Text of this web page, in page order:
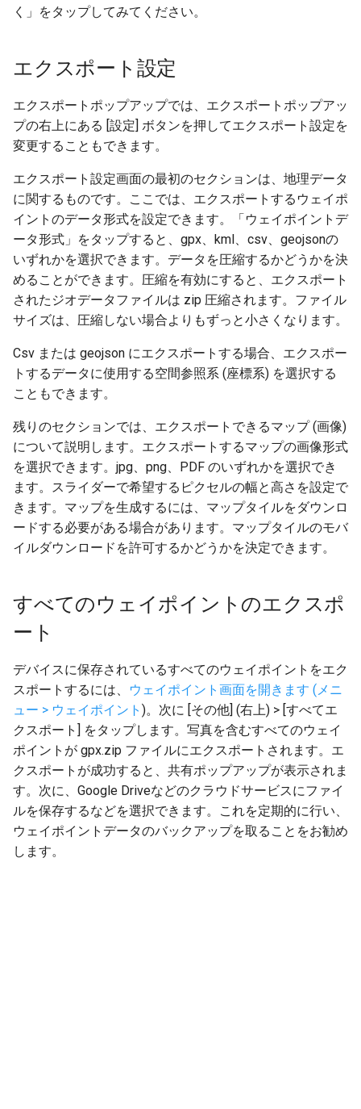
く」をタップしてみてください。
エクスポート設定
エクスポートポップアップでは、エクスポートポップアッ
プの右上にある [設定] ボタンを押してエクスポート設定を
変更することもできます。
エクスポート設定画面の最初のセクションは、地理データ
に関するものです。ここでは、エクスポートするウェイポ
イントのデータ形式を設定できます。「ウェイポイントデ
ータ形式」をタップすると、gpx、kml、csv、geojsonの
いずれかを選択できます。データを圧縮するかどうかを決
めることができます。圧縮を有効にすると、エクスポート
されたジオデータファイルは zip 圧縮されます。ファイル
サイズは、圧縮しない場合よりもずっと小さくなります。
Csv または geojson にエクスポートする場合、エクスポー
トするデータに使用する空間参照系 (座標系) を選択する
こともできます。
残りのセクションでは、エクスポートできるマップ (画像)
について説明します。エクスポートするマップの画像形式
を選択できます。jpg、png、PDF のいずれかを選択でき
ます。スライダーで希望するピクセルの幅と高さを設定で
きます。マップを生成するには、マップタイルをダウンロ
ードする必要がある場合があります。マップタイルのモバ
イルダウンロードを許可するかどうかを決定できます。
すべてのウェイポイントのエクスポ
ート
デバイスに保存されているすべてのウェイポイントをエク
スポートするには、
ウェイポイント画面を開きます (メニ
ュー > ウェイポイント )。次に [その他] (右上) > [すべてエ
クスポート] をタップします。写真を含むすべてのウェイ
ポイントが gpx.zip ファイルにエクスポートされます。エ
クスポートが成功すると、共有ポップアップが表示されま
す。次に、Google Driveなどのクラウドサービスにファイ
ルを保存するなどを選択できます。これを定期的に行い、
ウェイポイントデータのバックアップを取ることをお勧め
します。